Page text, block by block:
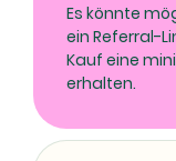
Es könnte
ein Referral-
Kauf eine
erhalten.